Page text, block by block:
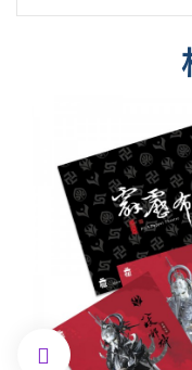
